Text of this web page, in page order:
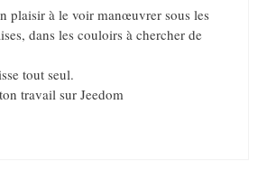
plaisir à le voir manœuvrer sous les
dans les couloirs à chercher de
tout seul.
travail sur Jeedom